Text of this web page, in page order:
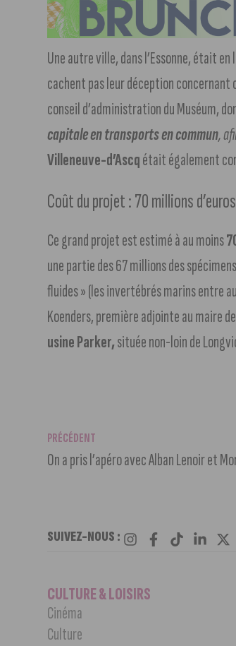
Une autre ville, dans l’Essonne, était en
cachent pas leur déception
conseil d’administration du Muséum,
capitale en transports en commun,
Villeneuve-d’Ascqétait également
Coût du projet : 70 millions d’euros
Ce grand projet est estimé à au moins
une partie des 67 millions des
fluides » (les invertébrés marins entre
Koenders, première adjointe au maire
usine Parker,située non-loin de
PRÉCÉDENT
On a pris l’apéro avec Alban Lenoir et
SUIVEZ-NOUS :
CULTURE & LOISIRS
Cinéma
Culture